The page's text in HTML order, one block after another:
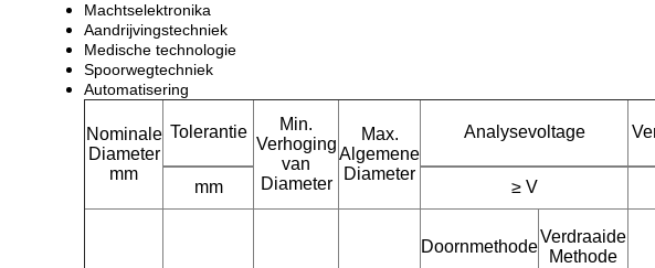
Machtselektronika
Aandrijvingstechniek
Medische technologie
Spoorwegtechniek
Automatisering
Nominale
Diameter
mm
Tolerantie
Min.
Verhoging
van
Diameter
Max.
Algemene
Diameter
Analysevoltage
mm ≥ V
Doornmethode
Verdraaide
Methode